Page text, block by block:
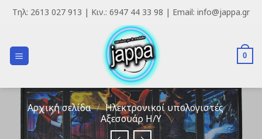
SkipΤηλ: 2613 027 913 | Κιν.: 6947 44 33 98 | Email: info@jappa.gr
0
Αρχική σελίδα / Ηλεκτρονικοί υπολογιστές /
Αξεσουάρ Η/Υ